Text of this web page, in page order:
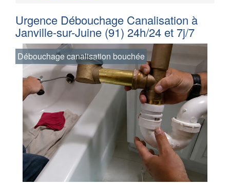
Urgence Débouchage Canalisation à
Janville-sur-Juine (91) 24h/24 et 7j/7
Débouchage canalisation bouchée